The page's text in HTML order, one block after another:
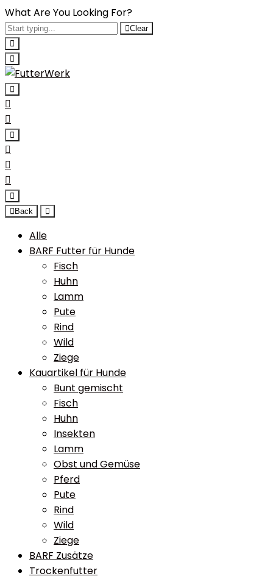
What Are You Looking For?
Clear
Back
Alle
BARF Futter für Hunde
Fisch
Huhn
Lamm
Pute
Rind
Wild
Ziege
Kauartikel für Hunde
Bunt gemischt
Fisch
Huhn
Insekten
Lamm
Obst und Gemüse
Pferd
Pute
Rind
Wild
Ziege
BARF Zusätze
Trockenfutter